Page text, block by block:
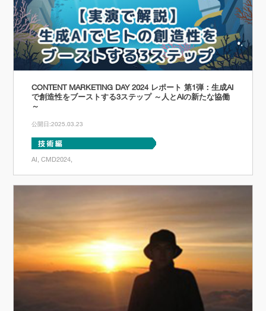
CONTENT MARKETING DAY 2024 レポート 第1弾：生成AI
で創造性をブーストする3ステップ ～人とAIの新たな協働
～
公開日:2025.03.23
AI CMD2024